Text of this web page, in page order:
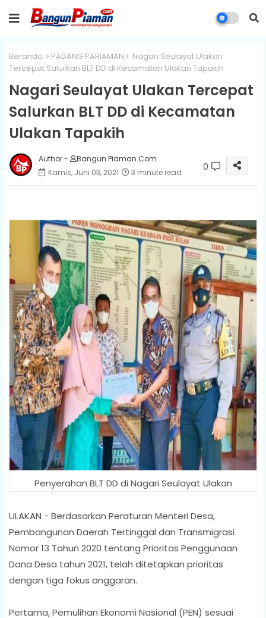
Beranda PADANG PARIAMAN
Nagari Seulayat Ulakan
Tercepat Salurkan BLT DD di Kecamatan Ulakan Tapakih
Nagari Seulayat Ulakan Tercepat
Salurkan BLT DD di Kecamatan
Ulakan Tapakih
Author -
Bangun Piaman.Com
Kamis, Juni 03, 2021
3 minute read 0
Penyerahan BLT DD di Nagari Seulayat Ulakan
ULAKAN - Berdasarkan Peraturan Menteri Desa,
Pembangunan Daerah Tertinggal dan Transmigrasi
Nomor 13 Tahun 2020 tentang Prioritas Penggunaan
Dana Desa tahun 2021, telah ditetapkan prioritas
dengan tiga fokus anggaran.
Pertama, Pemulihan Ekonomi Nasional (PEN) sesuai